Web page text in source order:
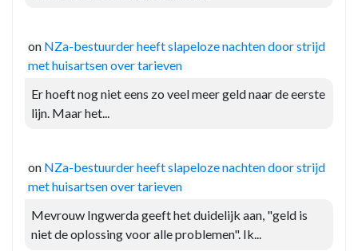
on NZa-bestuurder heeft slapeloze nachten door strijd
met huisartsen over tarieven
Er hoeft nog niet eens zo veel meer geld naar de eerste
lijn. Maar het...
on NZa-bestuurder heeft slapeloze nachten door strijd
met huisartsen over tarieven
Mevrouw Ingwerda geeft het duidelijk aan, "geld is
niet de oplossing voor alle problemen". Ik...